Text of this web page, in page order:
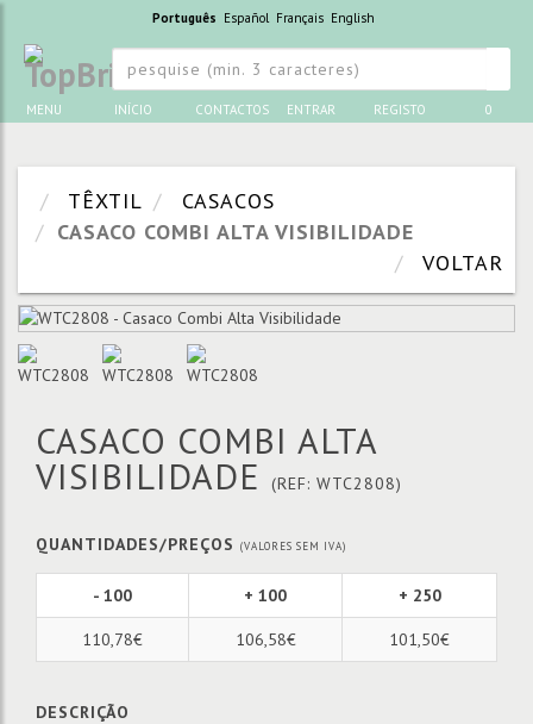
Português Español Français English
MENU INÍCIO CONTACTOS ENTRAR REGISTO 0
TÊXTIL
CASACOS
CASACO COMBI ALTA VISIBILIDADE
VOLTAR
CASACO COMBI ALTA
VISIBILIDADE (REF: WTC2808)
QUANTIDADES/PREÇOS (VALORES SEM IVA)
- 100 + 100 + 250
110,78€ 106,58€ 101,50€
DESCRIÇÃO